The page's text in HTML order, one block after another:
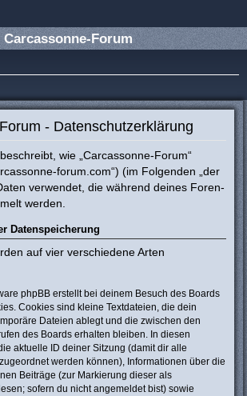
Carcassonne-Forum
- Datenschutzerklärung
wie „Carcassonne-Forum“
forum.com“) (im Folgenden „der
verwendet, die während deines Foren-
werden.
Datenspeicherung
auf vier verschiedene Arten
phpBB erstellt bei deinem Besuch des Boards
Cookies sind kleine Textdateien, die dein
Dateien ablegt und die zwischen den
des Boards erhalten bleiben. In diesen
aktuelle ID deiner Sitzung (damit dir alle
werden können), Informationen über die
Beiträge (zur Markierung dieser als
sofern du nicht angemeldet bist) sowie